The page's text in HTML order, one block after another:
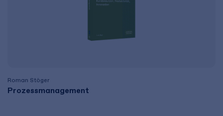
Roman Stöger
Prozessmanagement